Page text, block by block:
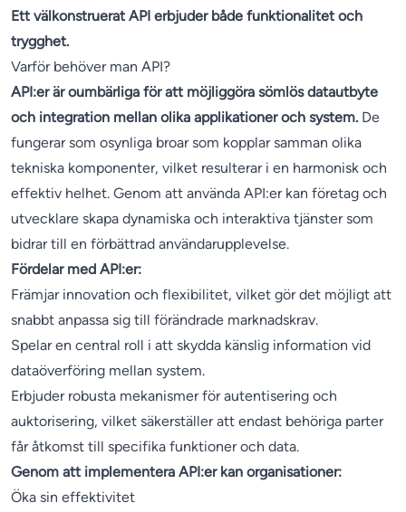
Ett välkonstruerat API erbjuder både funktionalitet och
trygghet.
Varför behöver man API?
API:er är oumbärliga för att möjliggöra sömlös datautbyte
och integration mellan olika applikationer och system. De
fungerar som osynliga broar som kopplar samman olika
tekniska komponenter, vilket resulterar i en harmonisk och
effektiv helhet. Genom att använda API:er kan företag och
utvecklare skapa dynamiska och interaktiva tjänster som
bidrar till en förbättrad användarupplevelse.
Fördelar med API:er:
Främjar innovation och flexibilitet, vilket gör det möjligt att
snabbt anpassa sig till förändrade marknadskrav.
Spelar en central roll i att skydda känslig information vid
dataöverföring mellan system.
Erbjuder robusta mekanismer för autentisering och
auktorisering, vilket säkerställer att endast behöriga parter
får åtkomst till specifika funktioner och data.
Genom att implementera API:er kan organisationer:
Öka sin effektivitet